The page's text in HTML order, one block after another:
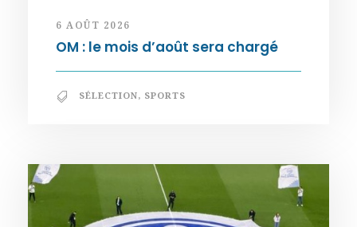
6 AOÛT 2026
OM : le mois d’août sera chargé
SÉLECTION, SPORTS